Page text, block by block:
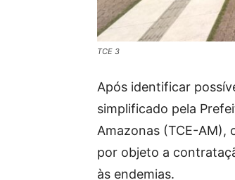
TCE 3
Após identificar
simplificado pela
Amazonas (TCE-AM),
por objeto a
às endemias.